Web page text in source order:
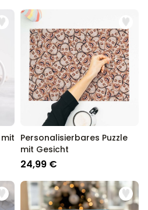
Personalisierbares Puzzle
mit Gesicht
24,99 €